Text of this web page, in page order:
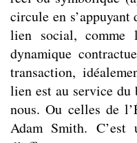
circule en
lien social,
dynamique
transaction,
lien est au service du
nous. Ou celles de
Adam Smith. C’est